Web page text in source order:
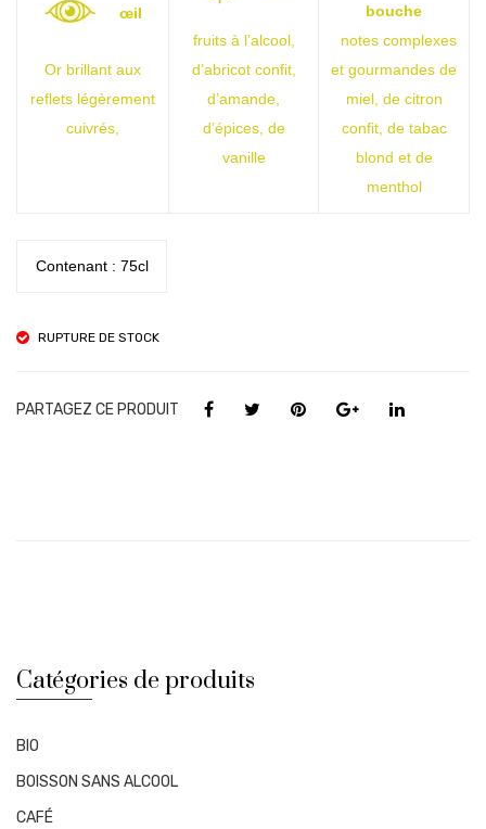
œil
Or brillant aux
reflets légèrement
cuivrés,
fruits à l’alcool,
d’abricot confit,
d’amande,
d’épices, de
vanille
bouche
notes complexes
et gourmandes de
miel, de citron
confit, de tabac
blond et de
menthol
Contenant : 75cl
RUPTURE DE STOCK
PARTAGEZ CE PRODUIT
Catégories de produits
BIO
BOISSON SANS ALCOOL
CAFÉ